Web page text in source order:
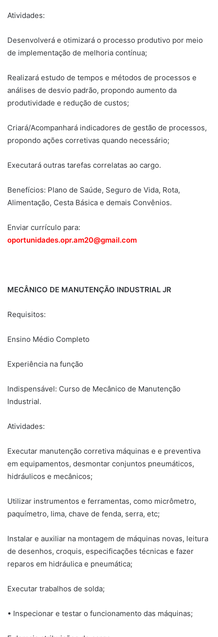
Atividades:
Desenvolverá e otimizará o processo produtivo por meio
de implementação de melhoria contínua;
Realizará estudo de tempos e métodos de processos e
análises de desvio padrão, propondo aumento da
produtividade e redução de custos;
Criará/Acompanhará indicadores de gestão de processos,
propondo ações corretivas quando necessário;
Executará outras tarefas correlatas ao cargo.
Benefícios: Plano de Saúde, Seguro de Vida, Rota,
Alimentação, Cesta Básica e demais Convênios.
Enviar currículo para:
oportunidades.opr.am20@gmail.com
MECÂNICO DE MANUTENÇÃO INDUSTRIAL JR
Requisitos:
Ensino Médio Completo
Experiência na função
Indispensável: Curso de Mecânico de Manutenção
Industrial.
Atividades:
Executar manutenção corretiva máquinas e e preventiva
em equipamentos, desmontar conjuntos pneumáticos,
hidráulicos e mecânicos;
Utilizar instrumentos e ferramentas, como micrômetro,
paquímetro, lima, chave de fenda, serra, etc;
Instalar e auxiliar na montagem de máquinas novas, leitura
de desenhos, croquis, especificações técnicas e fazer
reparos em hidráulica e pneumática;
Executar trabalhos de solda;
• Inspecionar e testar o funcionamento das máquinas;